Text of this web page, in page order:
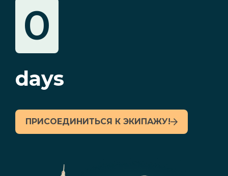
0
days
ПРИСОЕДИНИТЬСЯ К ЭКИПАЖУ!